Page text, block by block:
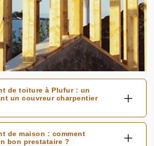
de toiture à Plufur : un
un couvreur charpentier
de maison : comment
bon prestataire ?